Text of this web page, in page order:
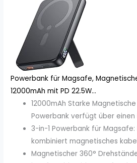
Powerbank für Magsafe,
12000mAh mit PD 22.5W...
12000mAh Starke
Powerbank verfügt über einen
3-in-1 Powerbank für
kombiniert magnetisches
Magnetischer 360°